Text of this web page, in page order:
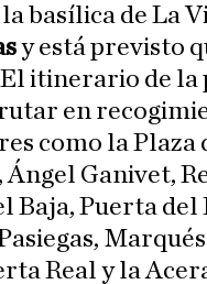
basílica de La
y está previsto
El itinerario de la
en
como la Plaza
Ganivet,
Baja, Puerta
Real y la